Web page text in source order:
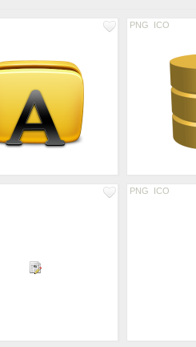
PNG ICO
PNG ICO